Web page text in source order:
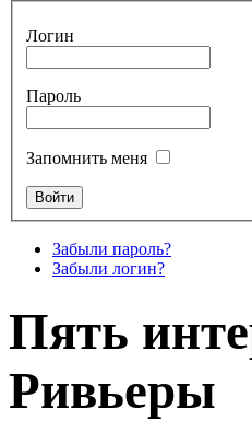
Логин
Пароль
Запомнить меня
Забыли пароль?
Забыли логин?
Пять
Ривьеры